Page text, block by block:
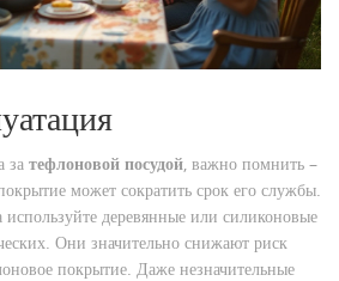
за тефлоновой посудой , важно помнить –
может сократить срок его службы.
используйте деревянные или силиконовые
Они значительно снижают риск
покрытие. Даже незначительные